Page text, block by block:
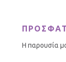
Η παρουσία